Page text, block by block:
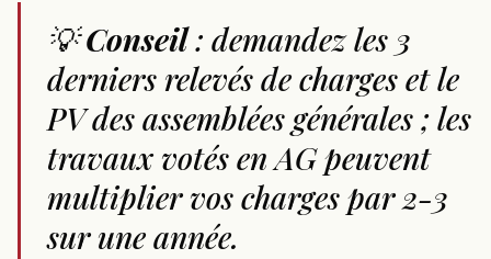
💡Conseil: demandez les 3
derniers relevés de charges et le
PV des assemblées générales ; les
travaux votés en AG peuvent
multiplier vos charges par 2-3
sur une année.